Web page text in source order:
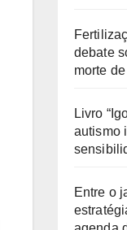
debate
morte
Livro
autismo
Entre o